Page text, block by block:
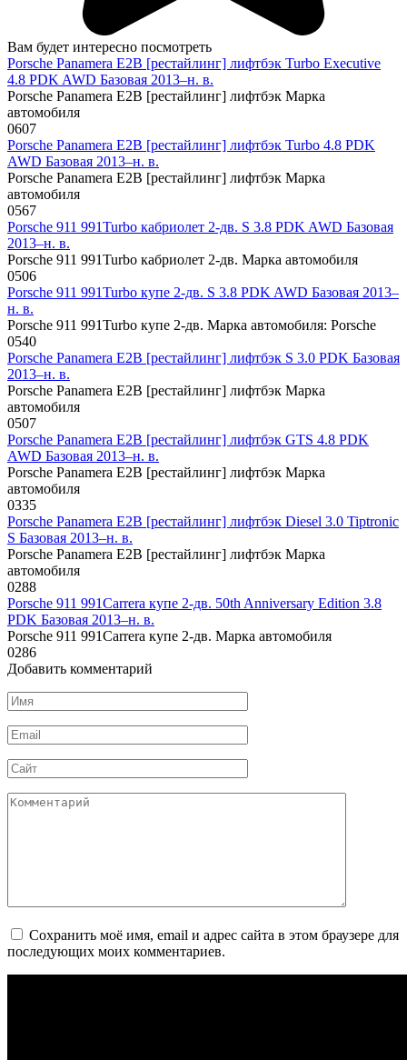
Вам будет интересно посмотреть
Porsche Panamera E2B [рестайлинг] лифтбэк Turbo Executive
4.8 PDK AWD Базовая 2013–н. в.
Porsche Panamera E2B [рестайлинг] лифтбэк Марка
автомобиля
0607
Porsche Panamera E2B [рестайлинг] лифтбэк Turbo 4.8 PDK
AWD Базовая 2013–н. в.
Porsche Panamera E2B [рестайлинг] лифтбэк Марка
автомобиля
0567
Porsche 911 991Turbo кабриолет 2-дв. S 3.8 PDK AWD Базовая
2013–н. в.
Porsche 911 991Turbo кабриолет 2-дв. Марка автомобиля
0506
Porsche 911 991Turbo купе 2-дв. S 3.8 PDK AWD Базовая 2013–
н. в.
Porsche 911 991Turbo купе 2-дв. Марка автомобиля: Porsche
0540
Porsche Panamera E2B [рестайлинг] лифтбэк S 3.0 PDK Базовая
2013–н. в.
Porsche Panamera E2B [рестайлинг] лифтбэк Марка
автомобиля
0507
Porsche Panamera E2B [рестайлинг] лифтбэк GTS 4.8 PDK
AWD Базовая 2013–н. в.
Porsche Panamera E2B [рестайлинг] лифтбэк Марка
автомобиля
0335
Porsche Panamera E2B [рестайлинг] лифтбэк Diesel 3.0 Tiptronic
S Базовая 2013–н. в.
Porsche Panamera E2B [рестайлинг] лифтбэк Марка
автомобиля
0288
Porsche 911 991Carrera купе 2-дв. 50th Anniversary Edition 3.8
PDK Базовая 2013–н. в.
Porsche 911 991Carrera купе 2-дв. Марка автомобиля
0286
Добавить комментарий
Имя
*
Email
*
Сайт
Комментарий
Сохранить моё имя, email и адрес сайта в этом браузере для
последующих моих комментариев.